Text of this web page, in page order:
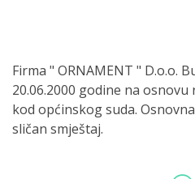
Firma " ORNAMENT " D.o.o.
20.06.2000 godine na
kod općinskog suda.
sličan smještaj.